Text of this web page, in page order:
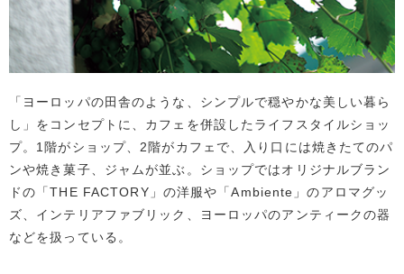
「ヨーロッパの田舎のような、シンプルで穏やかな美しい暮ら
し」をコンセプトに、カフェを併設したライフスタイルショッ
プ。1階がショップ、2階がカフェで、入り口には焼きたてのパ
ンや焼き菓子、ジャムが並ぶ。ショップではオリジナルブラン
ドの「THE FACTORY」の洋服や「Ambiente」のアロマグッ
ズ、インテリアファブリック、ヨーロッパのアンティークの器
などを扱っている。